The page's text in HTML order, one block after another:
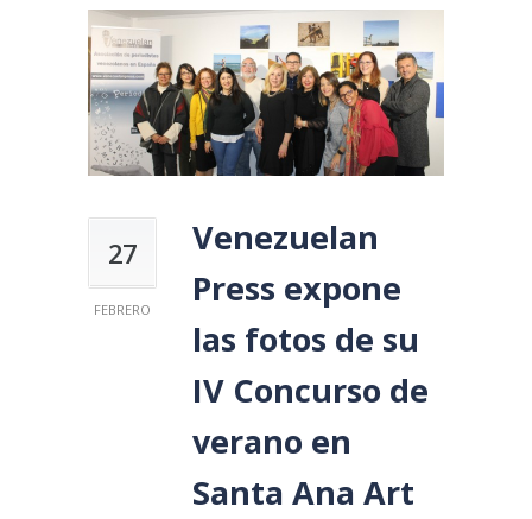
27
FEBRERO
Venezuelan
Press expone
las fotos de su
IV Concurso de
verano en
Santa Ana Art